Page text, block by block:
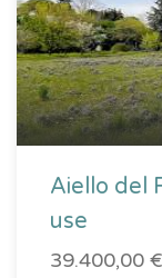
Aiello del
use
39.400,00 €